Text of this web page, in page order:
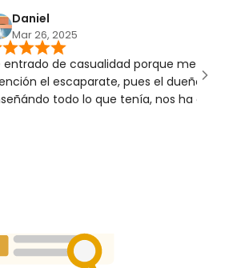
2025
de casualidad porque me llamó la
escaparate, pues el dueño nos ha
todo lo que tenía, nos ha contado de